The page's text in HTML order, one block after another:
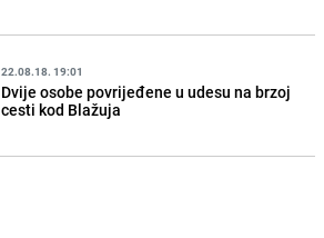
22.08.18. 19:01
Dvije osobe povrijeđene u udesu na brzoj
cesti kod Blažuja